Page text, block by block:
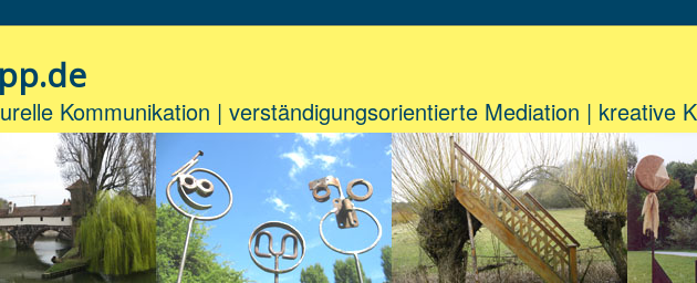
Kommunikation | verständigungsorientierte Mediation | kreative